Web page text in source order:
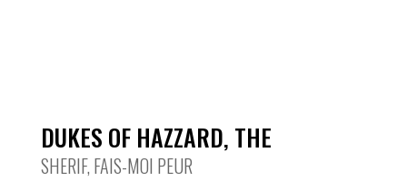
DUKES OF HAZZARD, THE
SHERIF, FAIS-MOI PEUR